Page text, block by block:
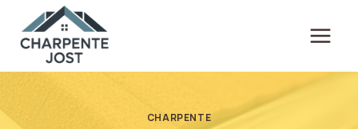
contenu
CHARPENTE